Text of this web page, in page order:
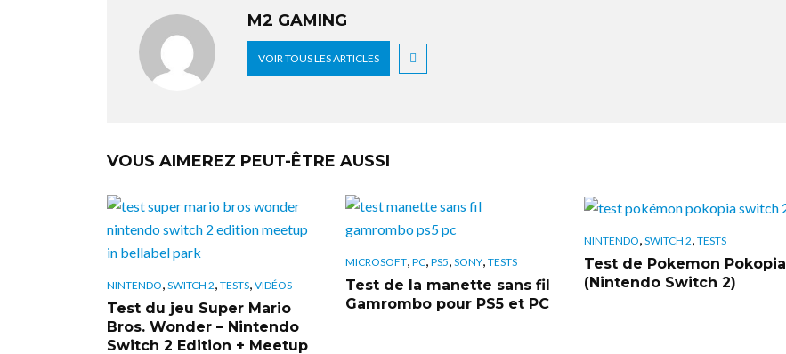
M2 GAMING
VOIR TOUS LES ARTICLES
VOUS AIMEREZ PEUT-ÊTRE AUSSI
NINTENDO, SWITCH 2, TESTS, VIDÉOS
Test du jeu Super Mario
Bros. Wonder – Nintendo
Switch 2 Edition + Meetup
MICROSOFT, PC, PS5, SONY, TESTS
Test de la manette sans fil
Gamrombo pour PS5 et PC
NINTENDO, SWITCH 2, TESTS
Test de Pokemon Pokopia
(Nintendo Switch 2)